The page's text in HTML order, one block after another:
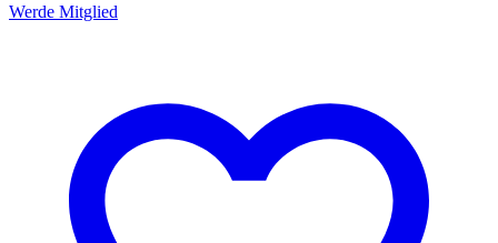
Werde Mitglied